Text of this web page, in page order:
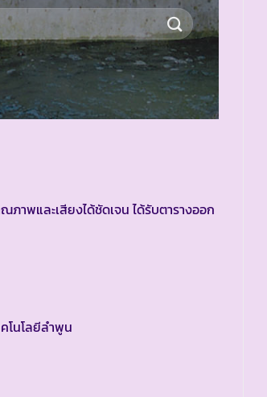
พและเสียงได้ชัดเจน ได้รับตารางออก
โนโลยีลำพูน